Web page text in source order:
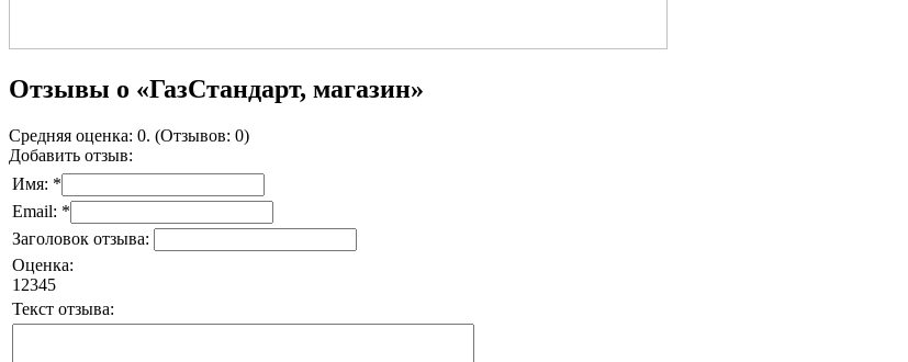
Отзывы о «ГазСтандарт, магазин»
Средняя оценка: 0. (Отзывов: 0)
Добавить отзыв:
Имя: *
Email: *
Заголовок отзыва:
Оценка:
1 2345
Текст отзыва: